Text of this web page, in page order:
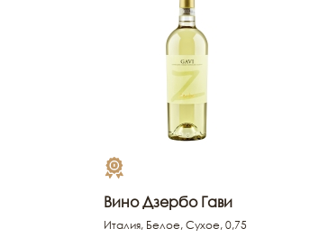
Вино Дзербо Гави
Италия, Белое, Сухое, 0,75